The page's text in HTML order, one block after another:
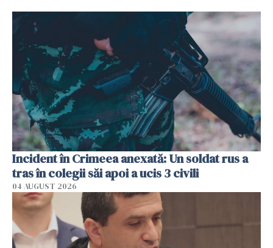
Incident în Crimeea anexată: Un soldat rus a
tras în colegii săi apoi a ucis 3 civili
04 AUGUST 2026